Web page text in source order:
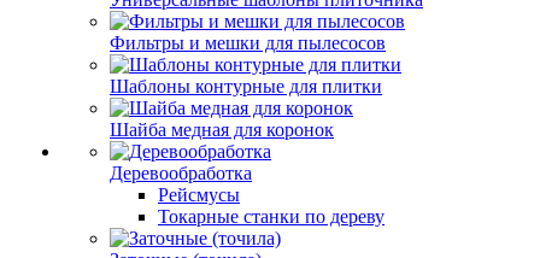
Фильтры и мешки для пылесосов
Шаблоны контурные для плитки
Шайба медная для коронок
Деревообработка
Рейсмусы
Токарные станки по дереву